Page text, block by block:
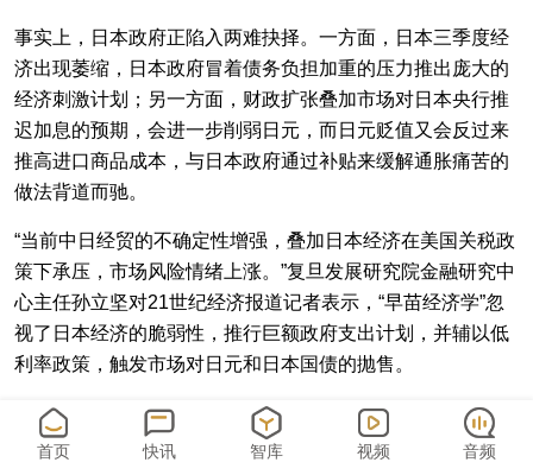
事实上，日本政府正陷入两难抉择。一方面，日本三季度经
济出现萎缩，日本政府冒着债务负担加重的压力推出庞大的
经济刺激计划；另一方面，财政扩张叠加市场对日本央行推
迟加息的预期，会进一步削弱日元，而日元贬值又会反过来
推高进口商品成本，与日本政府通过补贴来缓解通胀痛苦的
做法背道而驰。
“当前中日经贸的不确定性增强，叠加日本经济在美国关税政
策下承压，市场风险情绪上涨。”复旦发展研究院金融研究中
心主任孙立坚对21世纪经济报道记者表示，“早苗经济学”忽
视了日本经济的脆弱性，推行巨额政府支出计划，并辅以低
利率政策，触发市场对日元和日本国债的抛售。
在日本长期国债和日元承压的背景下，日本央行对于何时加
息犹豫不决。与此同时，市场还生出了更深的担忧——即日
首页 快讯 智库 视频 音频